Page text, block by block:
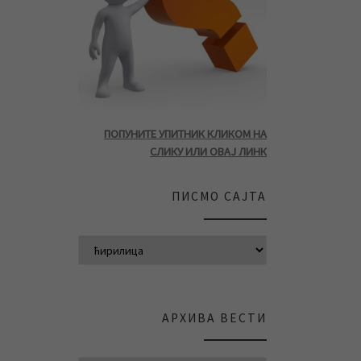
ПОПУНИТЕ УПИТНИК КЛИКОМ НА
СЛИКУ ИЛИ ОВАЈ ЛИНК
ПИСМО САЈТА
АРХИВА ВЕСТИ